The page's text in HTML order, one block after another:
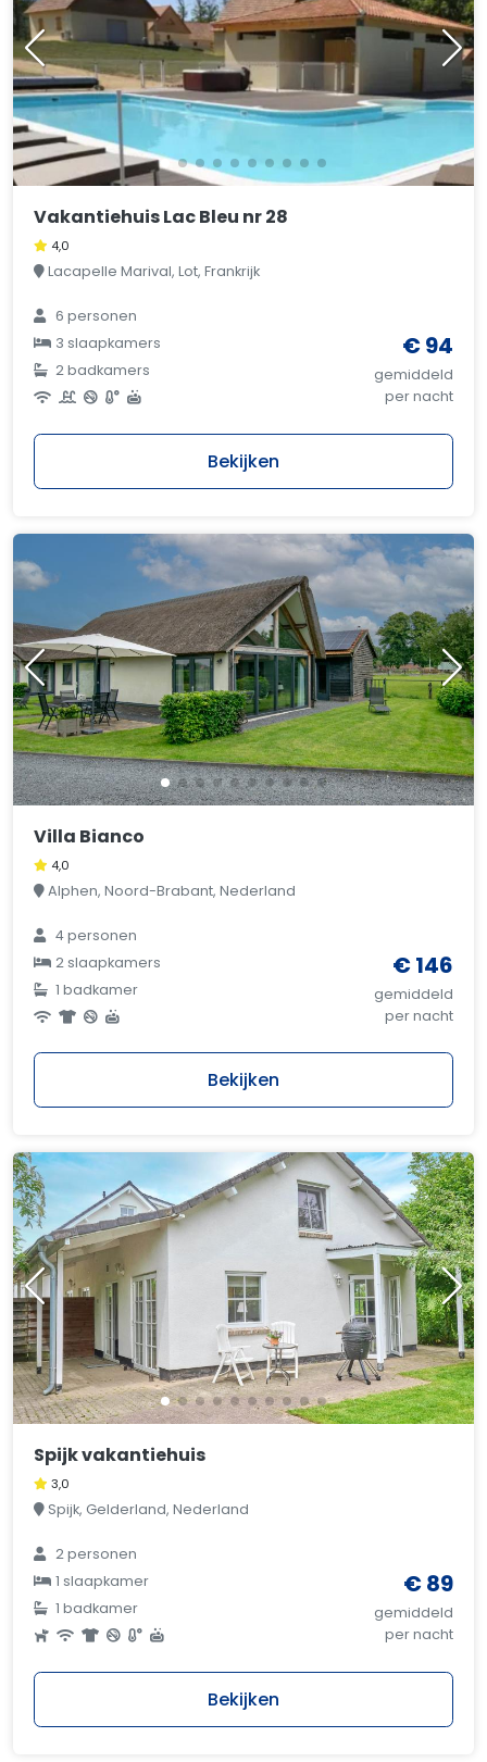
Vakantiehuis Lac Bleu nr 28
4,0
Lacapelle Marival, Lot, Frankrijk
6 personen
3 slaapkamers
2 badkamers
€ 94
gemiddeld
per nacht
Bekijken
Villa Bianco
4,0
Alphen, Noord-Brabant, Nederland
4 personen
2 slaapkamers
1 badkamer
€ 146
gemiddeld
per nacht
Bekijken
Spijk vakantiehuis
3,0
Spijk, Gelderland, Nederland
2 personen
1 slaapkamer
1 badkamer
€ 89
gemiddeld
per nacht
Bekijken